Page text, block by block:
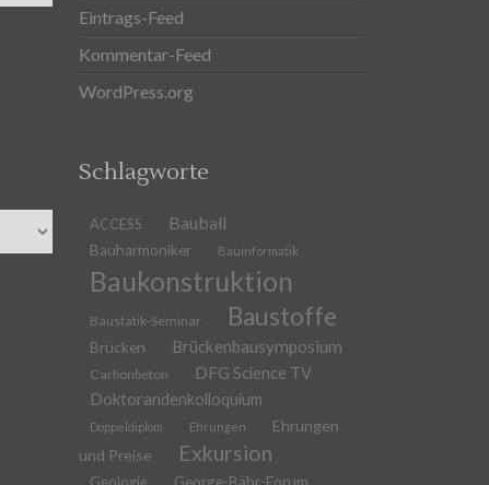
Eintrags-Feed
Kommentar-Feed
WordPress.org
Schlagworte
ACCESS Bauball
Bauharmoniker Bauinformatik
Baukonstruktion
Baustatik-Seminar Baustoffe
Brücken Brückenbausymposium
Carbonbeton
DFG Science TV
Doktorandenkolloquium
Doppeldiplom Ehrungen
Ehrungen
und Preise
Exkursion
Geologie George-Bähr-Forum